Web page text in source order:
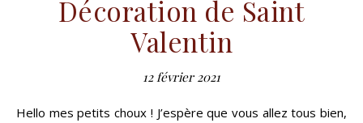
Décoration de Saint
Valentin
12 février 2021
Hello mes petits choux ! J’espère que vous allez tous bien,